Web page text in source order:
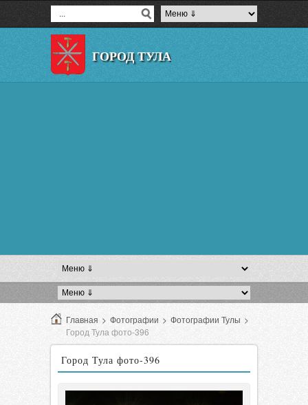
ГОРОД ТУЛА
Главная > Фотографии > Фотографии Тулы >
Город Тула фото-396
Город Тула фото-396